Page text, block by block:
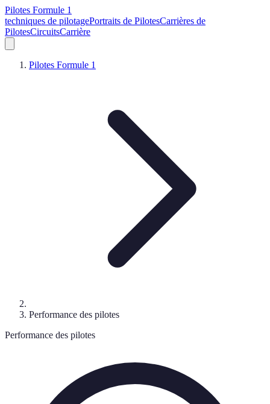
Pilotes Formule 1
techniques de pilotagePortraits de PilotesCarrières de
PilotesCircuitsCarrière
Pilotes Formule 1
Performance des pilotes
Performance des pilotes